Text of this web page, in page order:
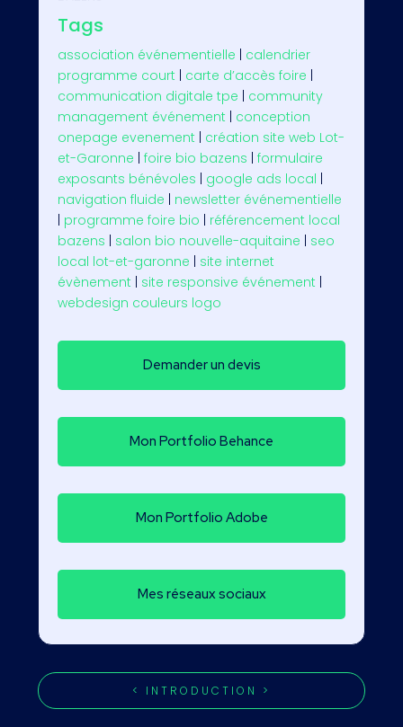
Tags
association événementielle | calendrier
programme court | carte d’accès foire |
communication digitale tpe | community
management événement | conception
onepage evenement | création site web Lot-
et-Garonne |foire bio bazens |formulaire
exposants bénévoles | google ads local |
navigation fluide | newsletter événementielle
| programme foire bio | référencement local
bazens | salon bio nouvelle-aquitaine | seo
local lot-et-garonne | site internet
évènement | site responsive événement |
webdesign couleurs logo
Demander un devis
Mon Portfolio Behance
Mon Portfolio Adobe
Mes réseaux sociaux
< INTRODUCTION >